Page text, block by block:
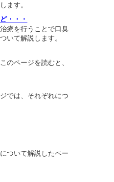
ます。
・・・
療を行うことで口臭
いて解説します。
のページを読むと、
では、それぞれにつ
ついて解説したペー